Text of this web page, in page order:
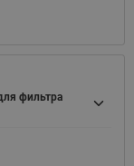
фильтра